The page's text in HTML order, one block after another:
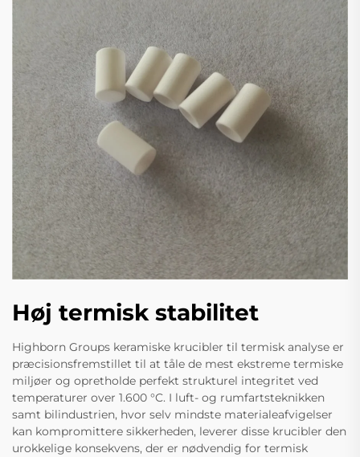
Høj termisk stabilitet
Highborn Groups keramiske krucibler til termisk analyse er
præcisionsfremstillet til at tåle de mest ekstreme termiske
miljøer og opretholde perfekt strukturel integritet ved
temperaturer over 1.600 °C. I luft- og rumfartsteknikken
samt bilindustrien, hvor selv mindste materialeafvigelser
kan kompromittere sikkerheden, leverer disse krucibler den
urokkelige konsekvens, der er nødvendig for termisk